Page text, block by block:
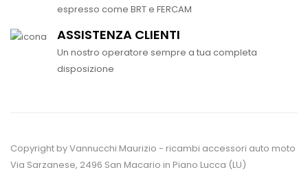
espresso come BRT e FERCAM
ASSISTENZA CLIENTI
Un nostro operatore sempre a tua completa
disposizione
Copyright by Vannucchi Maurizio - ricambi accessori auto moto
Via Sarzanese, 2496 San Macario in Piano Lucca (LU)